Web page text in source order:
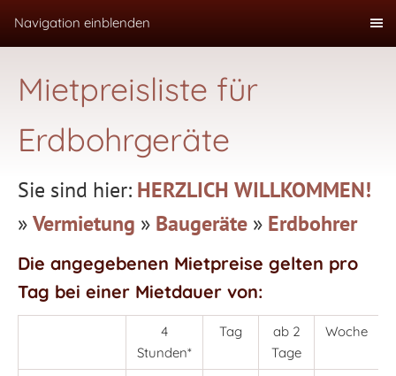
Navigation einblenden
Mietpreisliste für
Erdbohrgeräte
Sie sind hier: HERZLICH WILLKOMMEN!
»Vermietung » Baugeräte » Erdbohrer
Die angegebenen Mietpreise gelten pro
Tag bei einer Mietdauer von:
4
Stunden*
Tag
ab 2
Tage
Woche